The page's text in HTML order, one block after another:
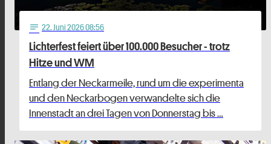
notes 22. Juni 2026 08:56
Lichterfest feiert über 100.000 Besucher - trotz
Hitze und WM
Entlang der Neckarmeile, rund um die experimenta
und den Neckarbogen verwandelte sich die
Innenstadt an drei Tagen von Donnerstag bis …